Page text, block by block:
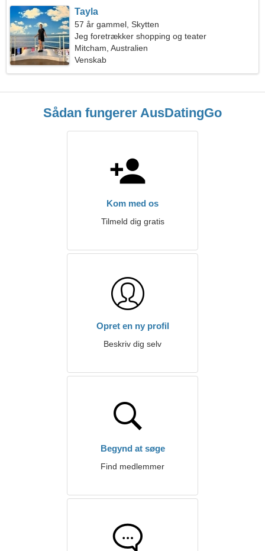
Tayla
57 år gammel, Skytten
Jeg foretrækker shopping og teater
Mitcham, Australien
Venskab
Sådan fungerer AusDatingGo
Kom med os
Tilmeld dig gratis
Opret en ny profil
Beskriv dig selv
Begynd at søge
Find medlemmer